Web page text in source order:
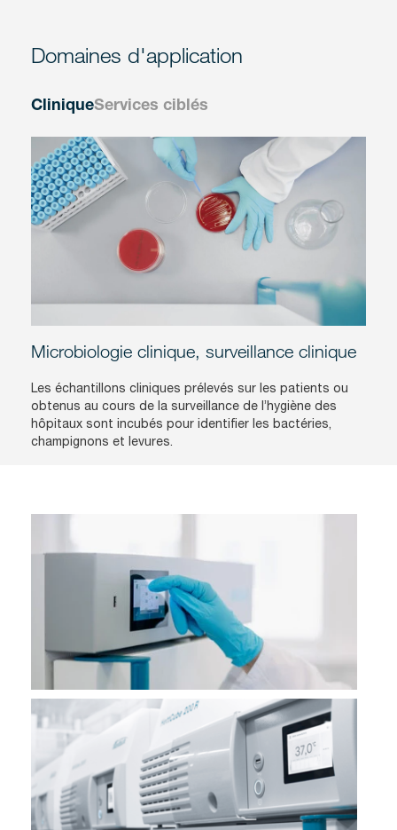
Domaines d'application
CliniqueServices ciblés
Microbiologie clinique, surveillance clinique
Les échantillons cliniques prélevés sur les patients ou
obtenus au cours de la surveillance de l’hygiène des
hôpitaux sont incubés pour identifier les bactéries,
champignons et levures.